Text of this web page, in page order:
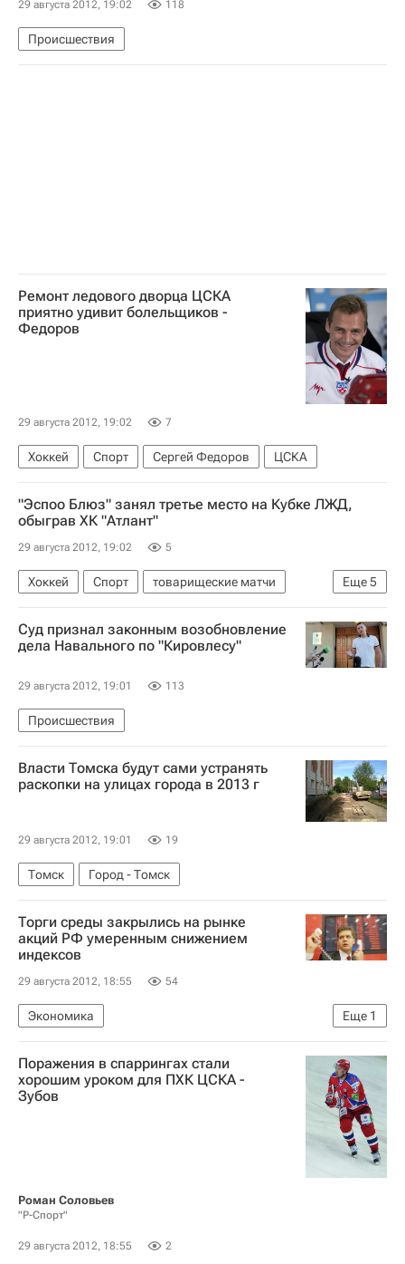
29 августа 2012, 19:02 118
Происшествия
Ремонт ледового дворца ЦСКА
приятно удивит болельщиков -
Федоров
29 августа 2012, 19:02 7
Хоккей Спорт Сергей Федоров ЦСКА
"Эспоо Блюз" занял третье место на Кубке ЛЖД,
обыграв ХК "Атлант"
29 августа 2012, 19:02 5
Еще5
Хоккей Спорт
товарищеские матчи
Кубок Латвийской железной дороги
Эспоо Блюз
Атлант
Никита Точицкий
Суд признал законным возобновление
дела Навального по "Кировлесу"
29 августа 2012, 19:01 113
Происшествия
Власти Томска будут сами устранять
раскопки на улицах города в 2013 г
29 августа 2012, 19:01 19
Томск Город - Томск
Торги среды закрылись на рынке
акций РФ умеренным снижением
индексов
29 августа 2012, 18:55 54
Еще 1
Экономика
Ситуация на мировых фондовых рынках в августе 2012 года
Поражения в спаррингах стали
хорошим уроком для ПХК ЦСКА -
Зубов
Роман Соловьев
"Р-Спорт"
29 августа 2012, 18:55 2